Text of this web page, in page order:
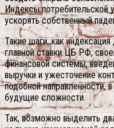
Индексы потребительской
ускорять собственный
Такие шаги, как
главной ставки ЦБ РФ,
финансовой системы,
выручки и ужесточение
подобной направленности,
будущие сложности.
Так, возможно выделить